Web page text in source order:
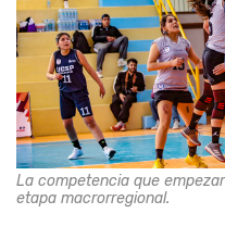
La competencia que
etapa macrorregional.